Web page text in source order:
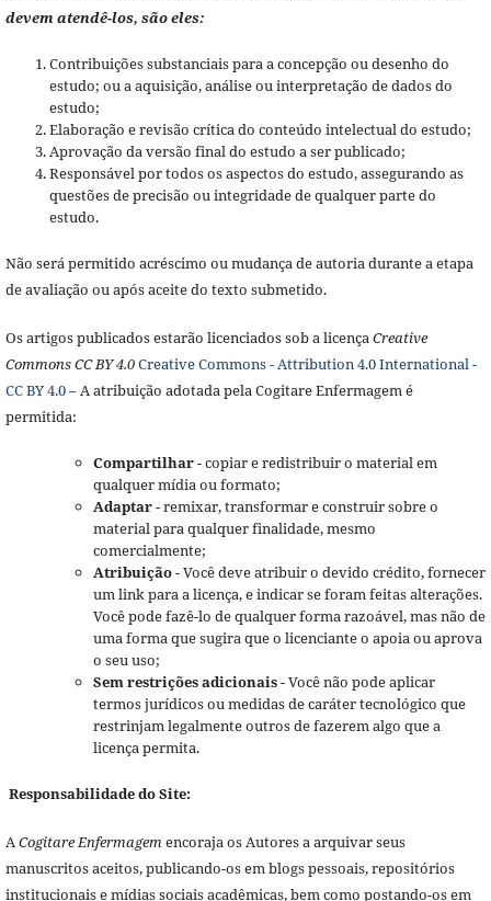
devem atendê-los, são eles:
Contribuições substanciais para a concepção ou desenho do
estudo; ou a aquisição, análise ou interpretação de dados do
estudo;
Elaboração e revisão crítica do conteúdo intelectual do estudo;
Aprovação da versão final do estudo a ser publicado;
Responsável por todos os aspectos do estudo, assegurando as
questões de precisão ou integridade de qualquer parte do
estudo.
Não será permitido acréscimo ou mudança de autoria durante a etapa
de avaliação ou após aceite do texto submetido.
Os artigos publicados estarão licenciados sob a licençaCreative
Commons CC BY 4.0Creative Commons - Attribution 4.0 International -
CC BY 4.0– A atribuição adotada pela Cogitare Enfermagem é
permitida:
Compartilhar- copiar e redistribuir o material em
qualquer mídia ou formato;
Adaptar- remixar, transformar e construir sobre o
material para qualquer finalidade, mesmo
comercialmente;
Atribuição- Você deve atribuir o devido crédito, fornecer
um link para a licença, e indicar se foram feitas alterações.
Você pode fazê-lo de qualquer forma razoável, mas não de
uma forma que sugira que o licenciante o apoia ou aprova
o seu uso;
Sem restrições adicionais- Você não pode aplicar
termos jurídicos ou medidas de caráter tecnológico que
restrinjam legalmente outros de fazerem algo que a
licença permita.
Responsabilidade do Site:
ACogitare Enfermagemencoraja os Autores a arquivar seus
manuscritos aceitos, publicando-os em blogs pessoais, repositórios
institucionais e mídias sociais acadêmicas, bem como postando-os em